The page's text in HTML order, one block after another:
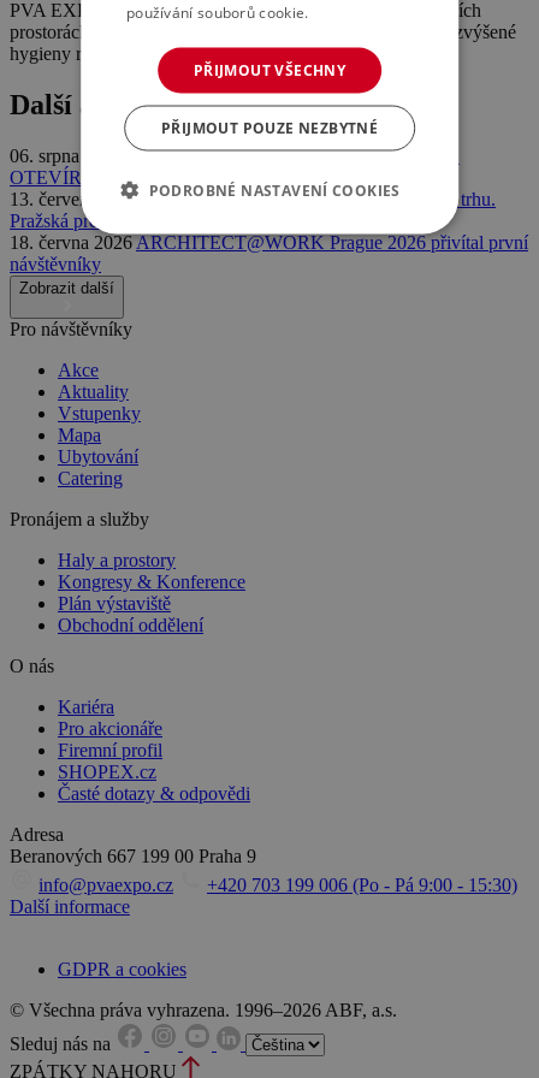
PVA EXPO PRAHA. Povinnost nosit respirátory ve vnitřních
prostorách zůstává zachována. Nadále doporučujeme dbát zvýšené
hygieny rukou a dodržování rozestupů 1,5 m.
Další aktuality
06. srpna 2026
HARRY POTTER™: THE EXHIBITION
OTEVÍRÁ SVÉ BRÁNY V PRAZE
13. července 2026Volty Expo 2026 potvrdilo své místo na trhu.
Pražská premiéra přilákala davy odborníků
18. června 2026ARCHITECT@WORK Prague 2026 přivítal první
návštěvníky
Zobrazit další
Pro návštěvníky
Akce
Aktuality
Vstupenky
Mapa
Ubytování
Catering
Pronájem a služby
Haly a prostory
Kongresy & Konference
Plán výstaviště
Obchodní oddělení
O nás
Kariéra
Pro akcionáře
Firemní profil
SHOPEX.cz
Časté dotazy & odpovědi
Adresa
Beranových 667 199 00 Praha 9
info@pvaexpo.cz
+420 703 199 006 (Po - Pá 9:00 - 15:30)
Další informace
GDPR a cookies
© Všechna práva vyhrazena. 1996–2026 ABF, a.s.
Sleduj nás na
ZPÁTKY NAHORU
používání souborů cookie.
PŘIJMOUT VŠECHNY
PŘIJMOUT POUZE NEZBYTNÉ
PODROBNÉ NASTAVENÍ COOKIES